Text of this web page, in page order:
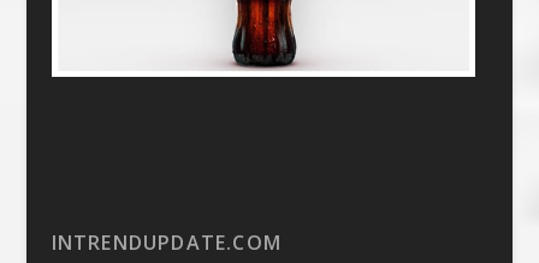
INTRENDUPDATE.COM